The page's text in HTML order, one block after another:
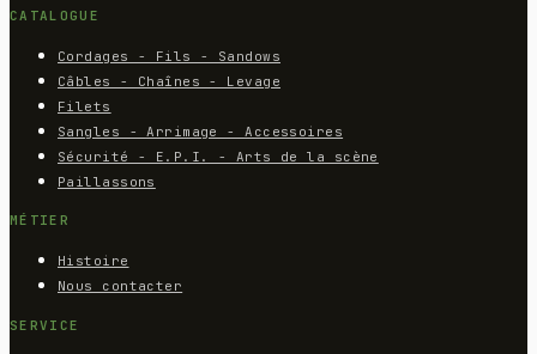
CATALOGUE
Cordages - Fils - Sandows
Câbles - Chaînes - Levage
Filets
Sangles - Arrimage - Accessoires
Sécurité - E.P.I. - Arts de la scène
Paillassons
MÉTIER
Histoire
Nous contacter
SERVICE